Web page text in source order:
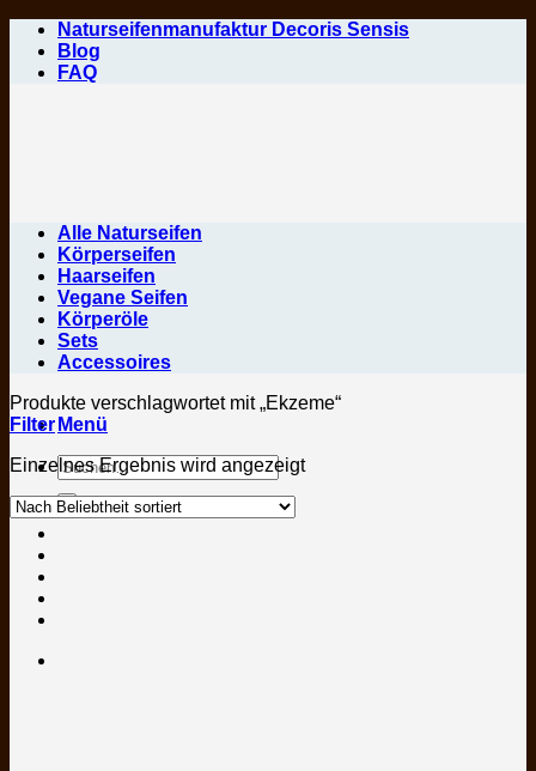
Zum
Inhalt
springen
Naturseifenmanufaktur Decoris Sensis
Blog
FAQ
Menü
Suchen
nach:
Alle Naturseifen
Körperseifen
Haarseifen
Vegane Seifen
Körperöle
Sets
Accessoires
Produkte verschlagwortet mit „Ekzeme“
Filter
Einzelnes Ergebnis wird angezeigt